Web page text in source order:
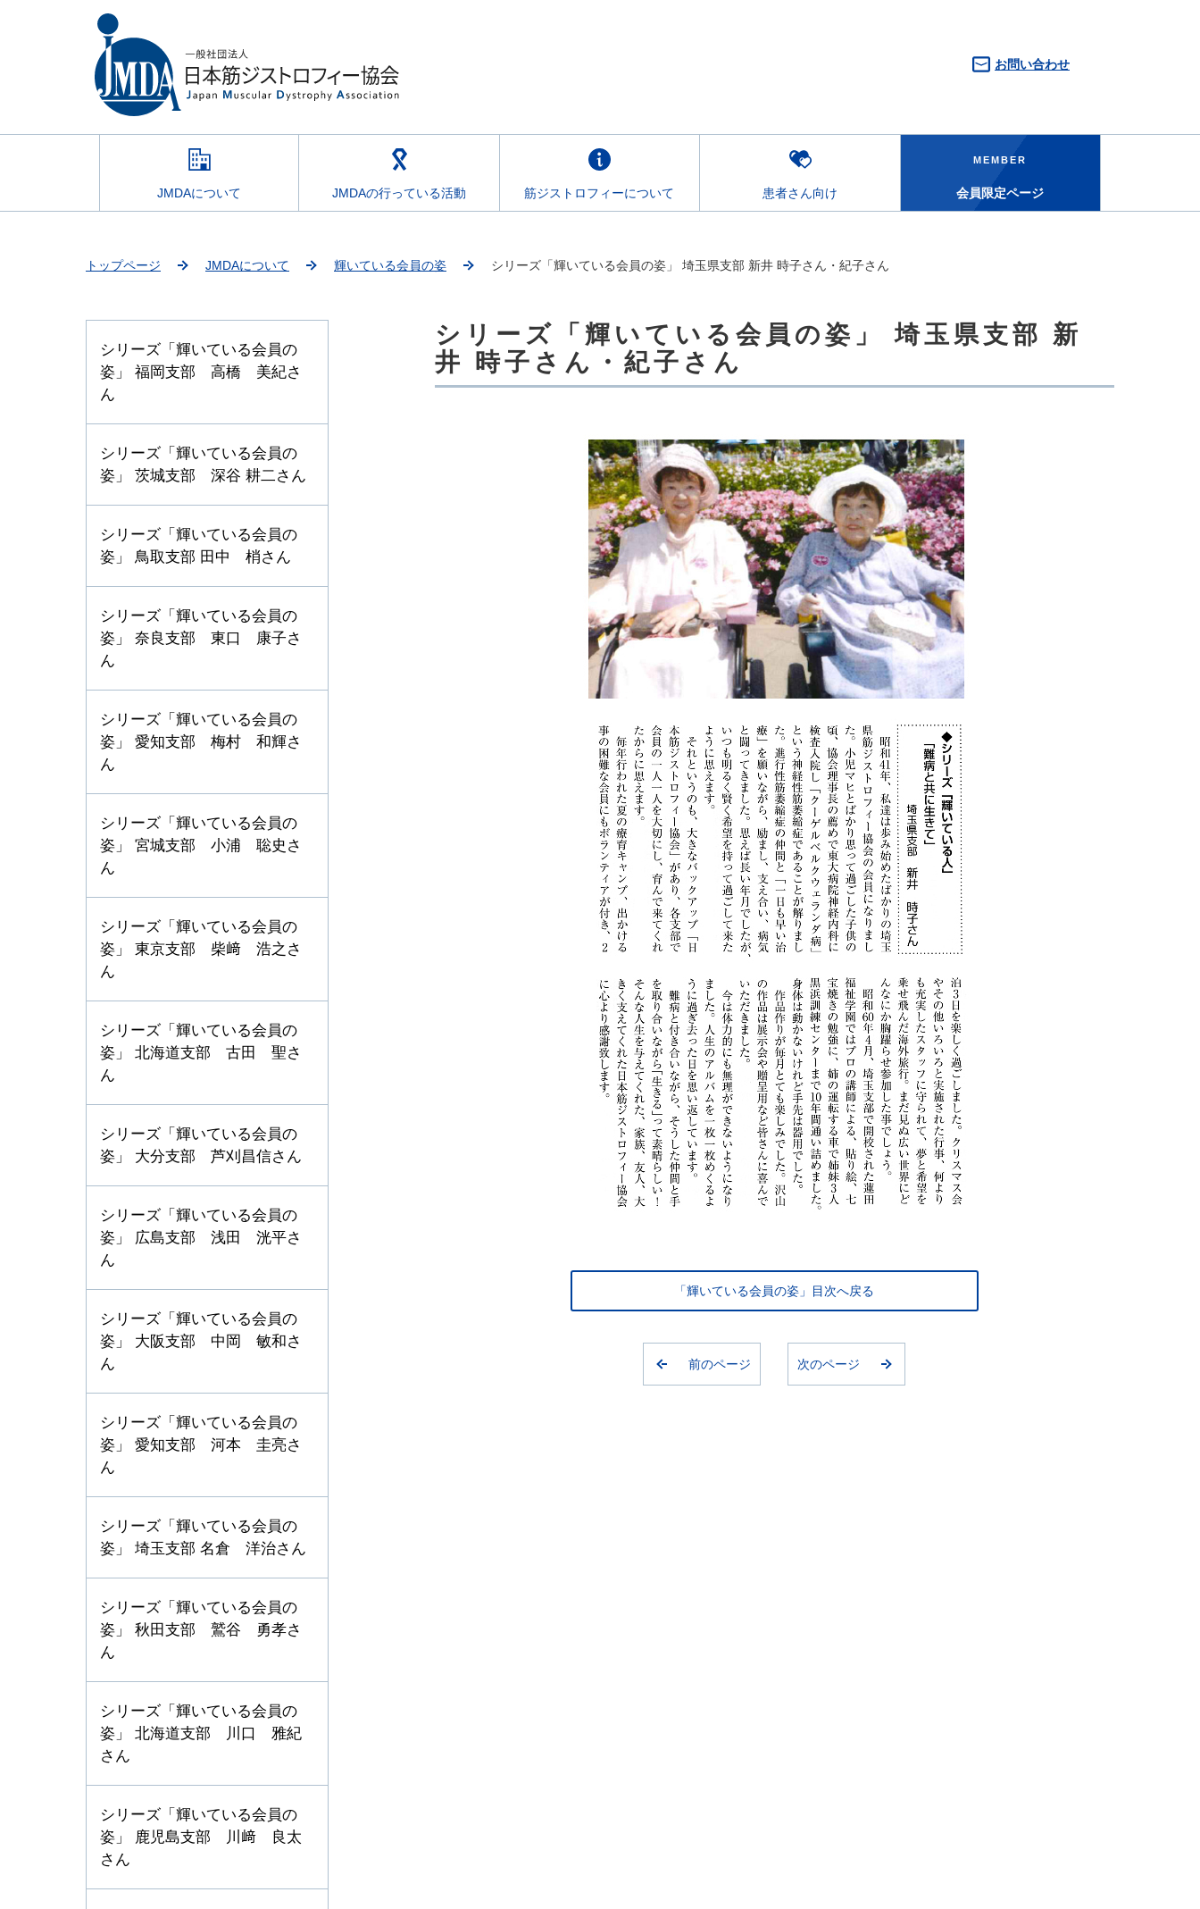
お問い合わせ
JMDAについて JMDAの行っている活動 筋ジストロフィーについて 患者さん向け
MEMBER
会員限定ページ
トップページ JMDAについて 輝いている会員の姿 シリーズ「輝いている会員の姿」 埼玉県支部 新井 時子さん・紀子さん
シリーズ「輝いている会員の
姿」 福岡支部 高橋 美紀さ
ん
シリーズ「輝いている会員の
姿」 茨城支部 深谷 耕二さん
シリーズ「輝いている会員の
姿」 鳥取支部 田中 梢さん
シリーズ「輝いている会員の
姿」 奈良支部 東口 康子さ
ん
シリーズ「輝いている会員の
姿」 愛知支部 梅村 和輝さ
ん
シリーズ「輝いている会員の
姿」 宮城支部 小浦 聡史さ
ん
シリーズ「輝いている会員の
姿」 東京支部 柴﨑 浩之さ
ん
シリーズ「輝いている会員の
姿」 北海道支部 古田 聖さ
ん
シリーズ「輝いている会員の
姿」 大分支部 芦刈昌信さん
シリーズ「輝いている会員の
姿」 広島支部 浅田 洸平さ
ん
シリーズ「輝いている会員の
姿」 大阪支部 中岡 敏和さ
ん
シリーズ「輝いている会員の
姿」 愛知支部 河本 圭亮さ
ん
シリーズ「輝いている会員の
姿」 埼玉支部 名倉 洋治さん
シリーズ「輝いている会員の
姿」 秋田支部 鷲谷 勇孝さ
ん
シリーズ「輝いている会員の
姿」 北海道支部 川口 雅紀
さん
シリーズ「輝いている会員の
姿」 鹿児島支部 川﨑 良太
さん
こ
こ
か
ら
シリーズ「輝いている会員の姿」 埼玉県支部 新
井 時子さん・紀子さん
「輝いている会員の姿」目次へ戻る
前のページ 次のページ